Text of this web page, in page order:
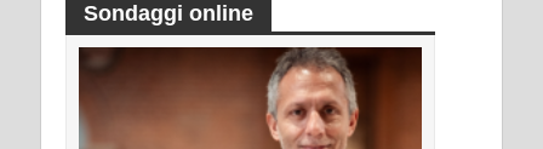
Sondaggi online